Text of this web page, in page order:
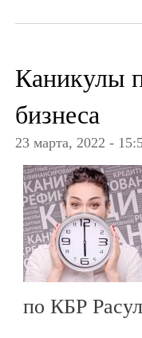
Каникулы
бизнеса
23 марта, 2022 -
по КБР